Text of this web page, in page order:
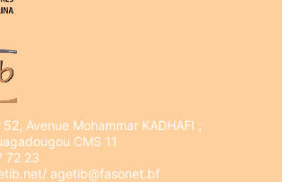
Avenue Mohammar KADHAFI ;
CMS 11
72 23
agetib@fasonet.bf